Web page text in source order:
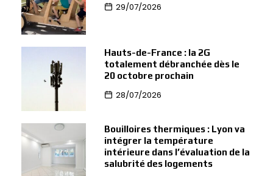
29/07/2026
Hauts-de-France : la 2G
totalement débranchée dès le
20 octobre prochain
28/07/2026
Bouilloires thermiques : Lyon va
intégrer la température
intérieure dans l’évaluation de la
salubrité des logements